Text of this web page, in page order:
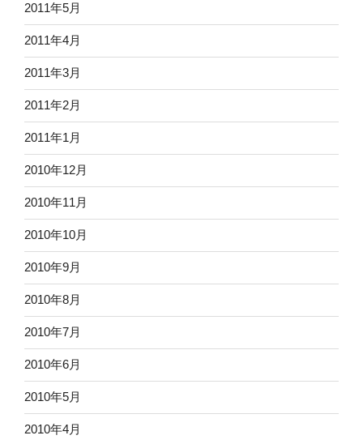
2011年5月
2011年4月
2011年3月
2011年2月
2011年1月
2010年12月
2010年11月
2010年10月
2010年9月
2010年8月
2010年7月
2010年6月
2010年5月
2010年4月